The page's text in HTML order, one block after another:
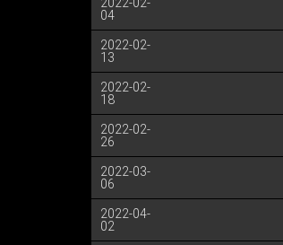
04
2022-02-
13
2022-02-
18
2022-02-
26
2022-03-
06
2022-04-
02